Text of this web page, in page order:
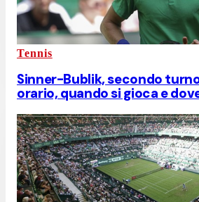
Tennis
Sinner-Bublik, secondo
orario, quando si gioca e